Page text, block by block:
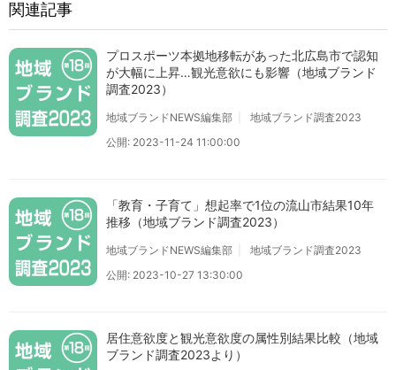
関連記事
プロスポーツ本拠地移転があった北広島市で認知
が大幅に上昇…観光意欲にも影響（地域ブランド
調査2023）
地域ブランドNEWS編集部
地域ブランド調査2023
公開: 2023-11-24 11:00:00
「教育・子育て」想起率で1位の流山市結果10年
推移（地域ブランド調査2023）
地域ブランドNEWS編集部
地域ブランド調査2023
公開: 2023-10-27 13:30:00
居住意欲度と観光意欲度の属性別結果比較（地域
ブランド調査2023より）